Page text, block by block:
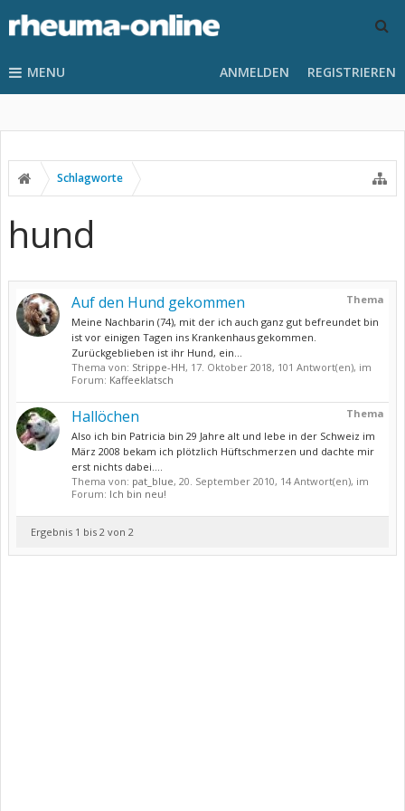
MENU ANMELDEN REGISTRIEREN
Schlagworte
hund
Thema
Auf den Hund gekommen
Meine Nachbarin (74), mit der ich auch ganz gut befreundet bin
ist vor einigen Tagen ins Krankenhaus gekommen.
Zurückgeblieben ist ihr Hund, ein...
Thema von: Strippe-HH, 17. Oktober 2018, 101 Antwort(en), im
Forum: Kaffeeklatsch
Thema
Hallöchen
Also ich bin Patricia bin 29 Jahre alt und lebe in der Schweiz im
März 2008 bekam ich plötzlich Hüftschmerzen und dachte mir
erst nichts dabei....
Thema von: pat_blue, 20. September 2010, 14 Antwort(en), im
Forum: Ich bin neu!
Ergebnis 1 bis 2 von 2